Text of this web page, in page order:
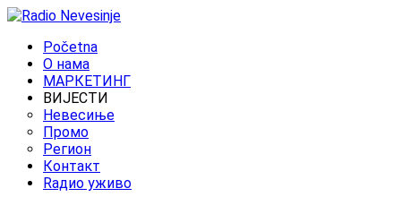
Početna
O нама
МАРКЕТИНГ
ВИЈЕСТИ
Невесиње
Промо
Регион
Контакт
Rадио уживо